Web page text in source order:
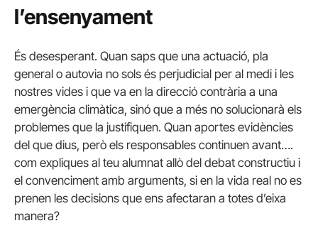
l’ensenyament
És desesperant. Quan saps que una actuació, pla
general o autovia no sols és perjudicial per al medi i les
nostres vides i que va en la direcció contrària a una
emergència climàtica, sinó que a més no solucionarà els
problemes que la justifiquen. Quan aportes evidències
del que dius, però els responsables continuen avant….
com expliques al teu alumnat allò del debat constructiu i
el convenciment amb arguments, si en la vida real no es
prenen les decisions que ens afectaran a totes d’eixa
manera?